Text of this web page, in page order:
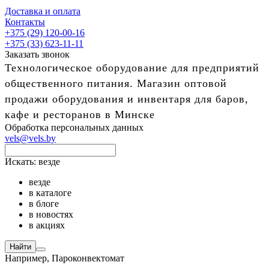
Доставка и оплата
Контакты
+375 (29) 120-00-16
+375 (33) 623-11-11
Заказать звонок
Технологическое оборудование для предприятий
общественного питания. Магазин оптовой
продажи оборудования и инвентаря для баров,
кафе и ресторанов в Минске
Обработка персональных данных
vels@vels.by
Искать: везде
везде
в каталоге
в блоге
в новостях
в акциях
Найти
Например, Пароконвектомат